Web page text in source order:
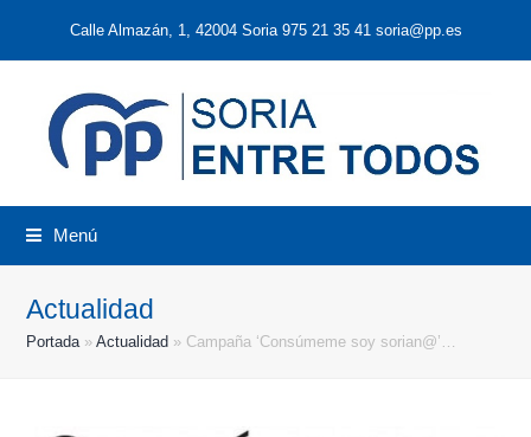
Calle Almazán, 1, 42004 Soria 975 21 35 41 soria@pp.es
Menú
Actualidad
Portada»Actualidad » Campaña ‘Consúmeme soy sorian@’…